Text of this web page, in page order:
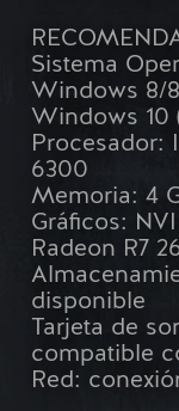
Sistema
Windows 8/
Windows 10
Procesador:
6300
Memoria: 4
Gráficos:
Radeon R7
disponible
Tarjeta de
compatible
Red: